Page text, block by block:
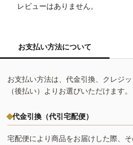
レビューはありません。
お支払い方法について
お支払い方法は、代金引換、クレジ
（後払い）よりお選びいただけます。
代金引換（代引宅配便）
宅配便により商品をお届けした際、